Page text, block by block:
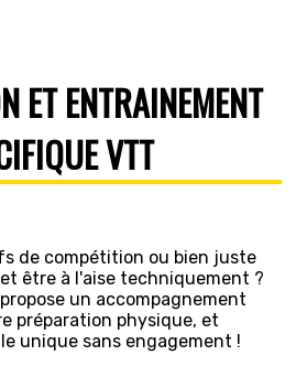
ET ENTRAINEMENT
VTT
de compétition ou bien juste
être à l'aise techniquement ?
un accompagnement
préparation physique, et
unique sans engagement !